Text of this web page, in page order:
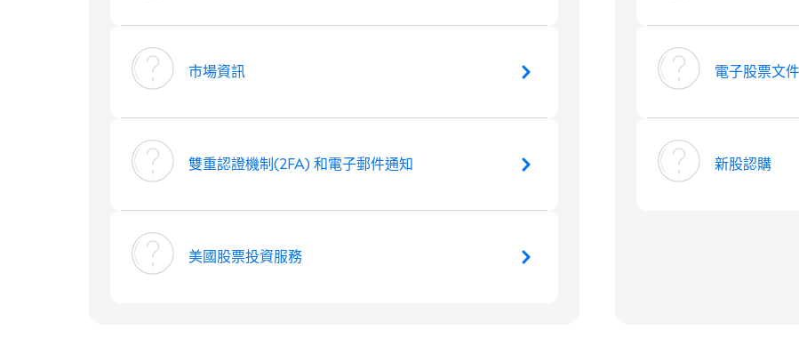
市場資訊
雙重認證機制(2FA) 和電子郵件通知
美國股票投資服務
電子股票文件
新股認購